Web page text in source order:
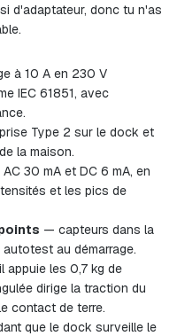
d'adaptateur, donc tu n'as
à 10 A en 230 V
IEC 61851, avec
Type 2 sur le dock et
la maison.
30 mA et DC 6 mA, en
et les pics de
— capteurs dans la
au démarrage.
appuie les 0,7 kg de
dirige la traction du
contact de terre.
que le dock surveille le